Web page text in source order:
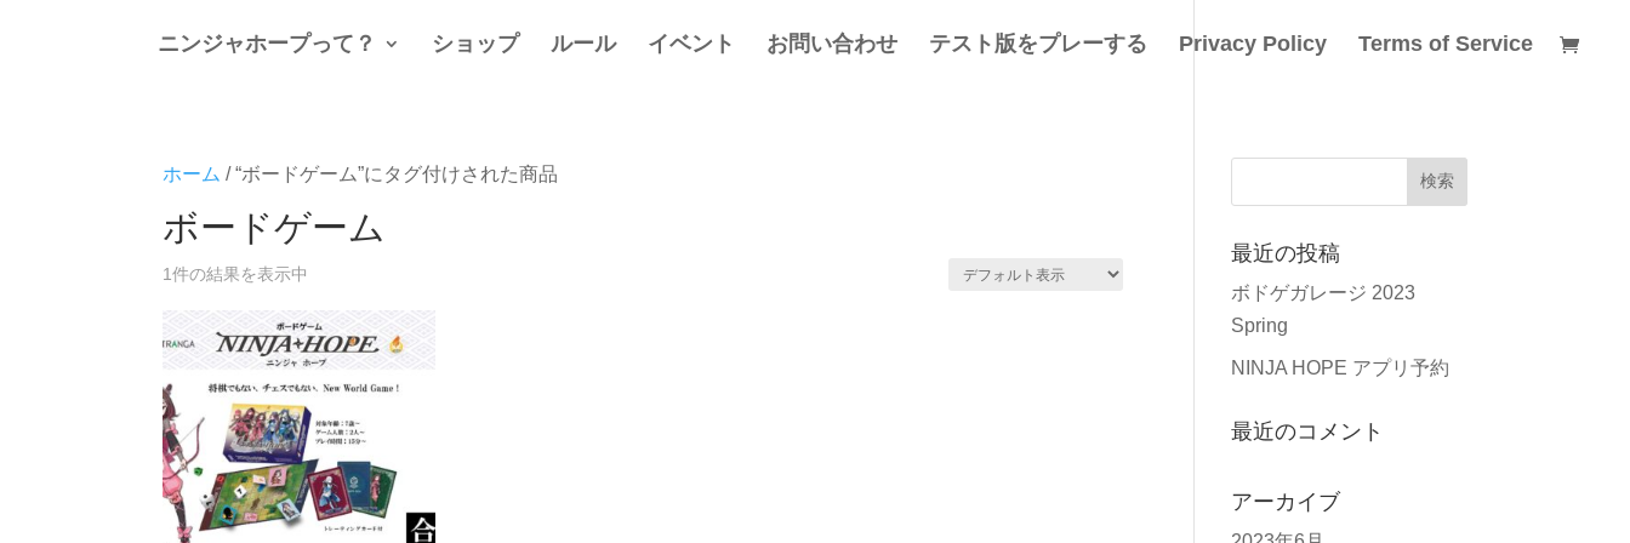
ニンジャホープって？ ショップ ルール イベント お問い合わせ テスト版をプレーする Privacy Policy Terms of Service
ホーム / “ボードゲーム”にタグ付けされた商品
ボードゲーム
1件の結果を表示中
最近の投稿
ボドゲガレージ 2023
Spring
NINJA HOPE アプリ予約
最近のコメント
アーカイブ